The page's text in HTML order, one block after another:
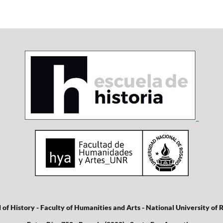
of History - Faculty of Humanities and Arts - National University of